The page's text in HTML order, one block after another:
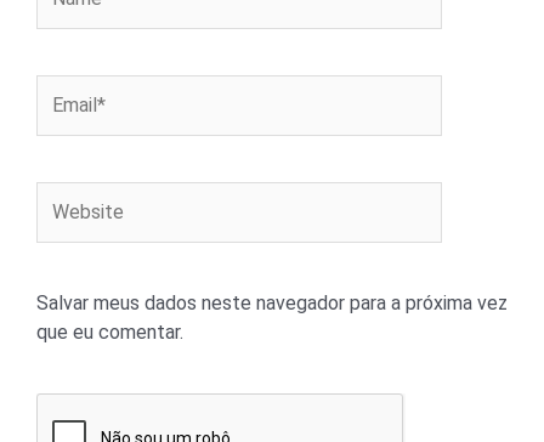
Salvar meus dados neste navegador para a próxima vez
que eu comentar.